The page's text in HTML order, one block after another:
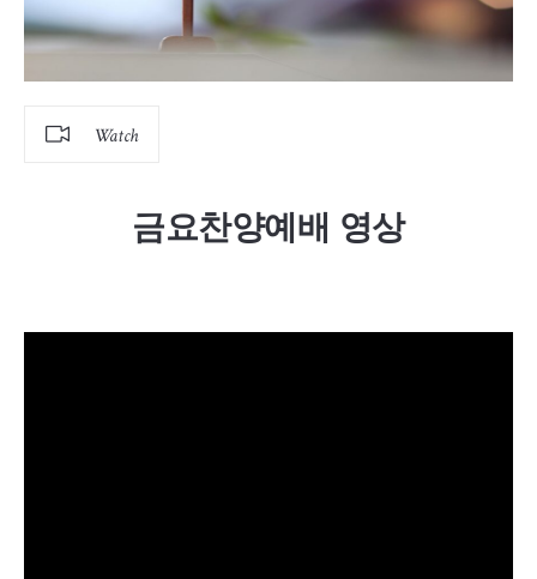
Watch
금요찬양예배 영상